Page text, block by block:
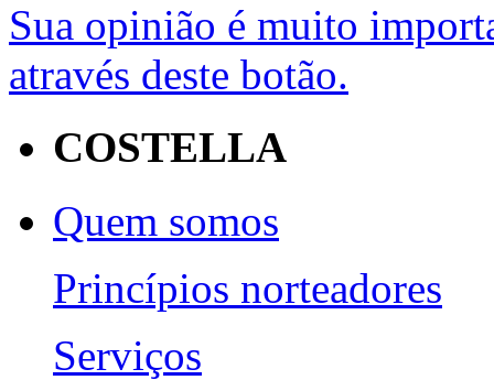
Sua opinião é muito
através deste botão.
COSTELLA
Quem somos
Princípios norteadores
Serviços